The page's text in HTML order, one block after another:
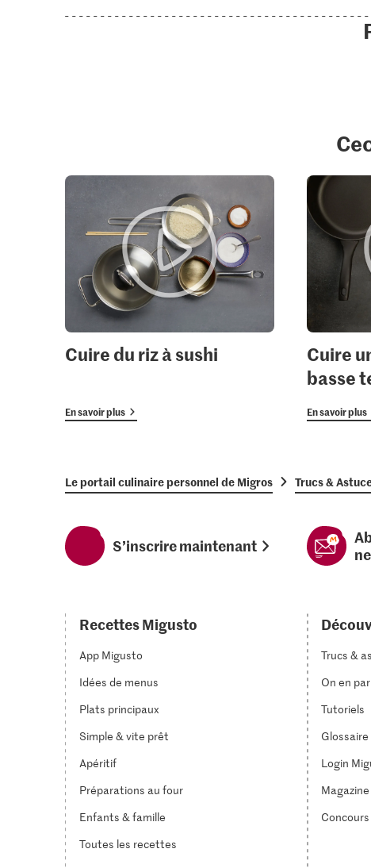
Cuire du riz à sushi
En savoir plus
Cuire
basse
En savoir plus
Le portail culinaire personnel de Migros Trucs &
S’inscrire maintenant
Recettes Migusto
App Migusto
Idées de menus
Plats principaux
Simple & vite prêt
Apéritif
Préparations au four
Enfants & famille
Toutes les recettes
Trucs &
On en
Tutoriels
Login
Concours